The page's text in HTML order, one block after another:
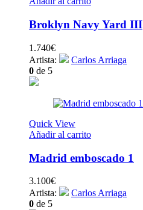
Broklyn Navy Yard III
1.740€
Artista:
Carlos Arriaga
0 de 5
Quick View
Añadir al carrito
Madrid emboscado 1
3.100€
Artista:
Carlos Arriaga
0 de 5